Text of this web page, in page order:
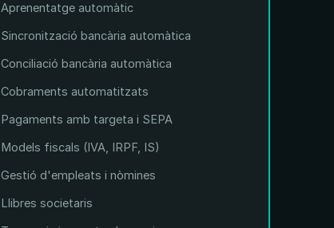
Aprenentatge automàtic
Sincronització bancària automàtica
Conciliació bancària automàtica
Cobraments automatitzats
Pagaments amb targeta i SEPA
Models fiscals (IVA, IRPF, IS)
Gestió d'empleats i nòmines
Llibres societaris